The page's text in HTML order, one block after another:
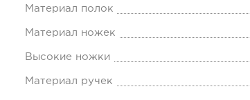
Материал полок
Материал ножек
Высокие ножки
Материал ручек